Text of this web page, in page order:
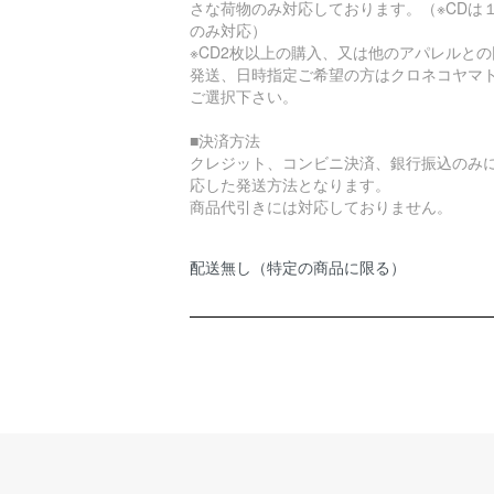
さな荷物のみ対応しております。（※CDは
のみ対応）
※CD2枚以上の購入、又は他のアパレルと
発送、日時指定ご希望の方はクロネコヤマ
ご選択下さい。
■決済方法
クレジット、コンビニ決済、銀行振込のみ
応した発送方法となります。
商品代引きには対応しておりません。
配送無し（特定の商品に限る）